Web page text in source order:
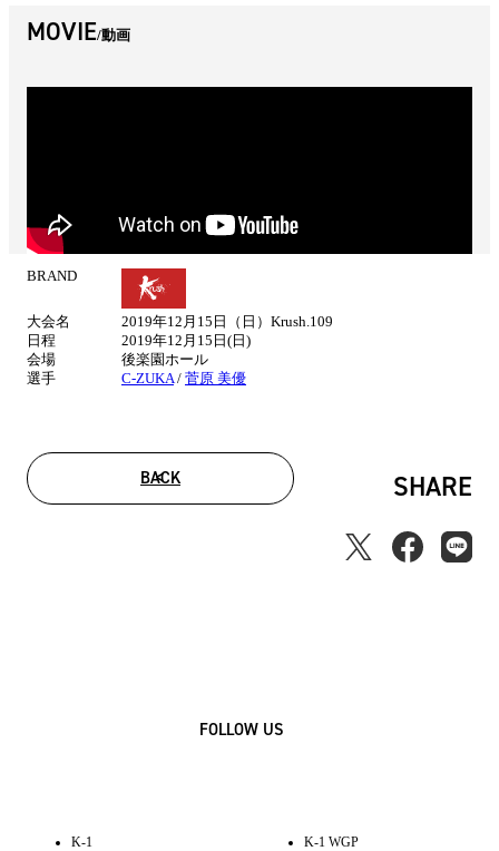
MOVIE 動画
BRAND
大会名
2019年12月15日（日）Krush.109
日程
2019年12月15日(日)
会場
後楽園ホール
選手
C-ZUKA/ 菅原 美優
BACK SHARE
FOLLOW US
K-1 K-1 WGP